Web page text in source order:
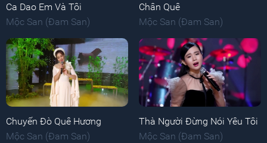
Ca Dao Em Và Tôi
Mộc San (Đam San)
Chân Quê
Mộc San (Đam San)
Chuyến Đò Quê Hương
Mộc San (Đam San)
Thà Người Đừng Nói Yêu Tôi
Mộc San (Đam San)